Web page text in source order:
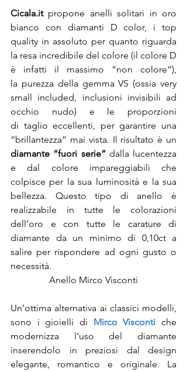
Cicala.it propone anelli solitari in oro
bianco con diamanti D color, i top
quality in assoluto per quanto riguarda
la resa incredibile del colore (il colore D
è infatti il massimo “non colore”),
la purezza della gemma VS (ossia very
small included, inclusioni invisibili ad
occhio nudo) e le proporzioni
di taglio eccellenti, per garantire una
“brillantezza” mai vista. Il risultato è un
diamante “fuori serie” dalla lucentezza
e dal colore impareggiabili che
colpisce per la sua luminosità e la sua
bellezza. Questo tipo di anello è
realizzabile in tutte le colorazioni
dell’oro e con tutte le carature di
diamante da un minimo di 0,10ct a
salire per rispondere ad ogni gusto o
necessità.
Anello Mirco Visconti
Un’ottima alternativa ai classici modelli,
sono i gioielli di Mirco Visconti che
modernizza l’uso del diamante
inserendolo in preziosi dal design
elegante, romantico e originale. La